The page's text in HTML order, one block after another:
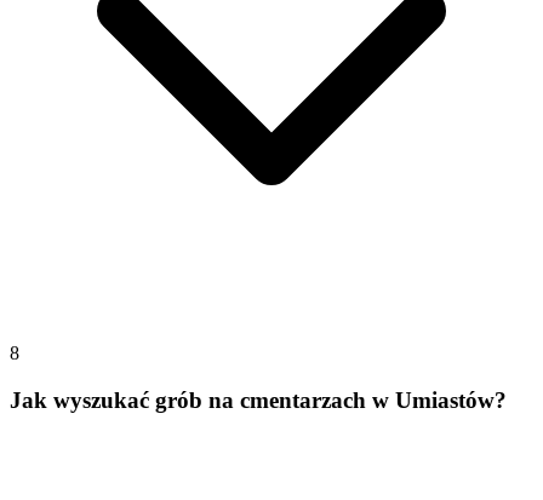
8
Jak wyszukać grób na cmentarzach w Umiastów?